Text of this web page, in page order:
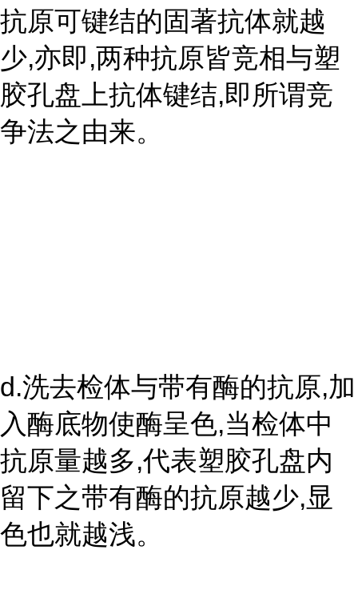
抗原可键结的固著抗体就越
少,亦即,两种抗原皆竞相与塑
胶孔盘上抗体键结,即所谓竞
争法之由来。
d.洗去检体与带有酶的抗原,加
入酶底物使酶呈色,当检体中
抗原量越多,代表塑胶孔盘内
留下之带有酶的抗原越少,显
色也就越浅。